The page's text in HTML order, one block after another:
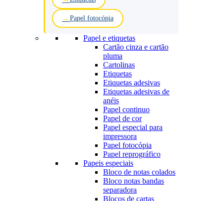
Papel fotocópia
Papel e etiquetas
Cartão cinza e cartão
pluma
Cartolinas
Etiquetas
Etiquetas adesivas
Etiquetas adesivas de
anéis
Papel continuo
Papel de cor
Papel especial para
impressora
Papel fotocópia
Papel reprográfico
Papeis especiais
Bloco de notas colados
Bloco notas bandas
separadora
Blocos de cartas